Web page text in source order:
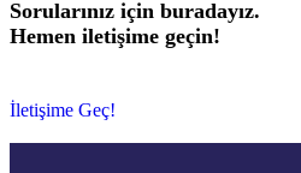
Sorularınız için buradayız.
Hemen iletişime geçin!
İletişime Geç!